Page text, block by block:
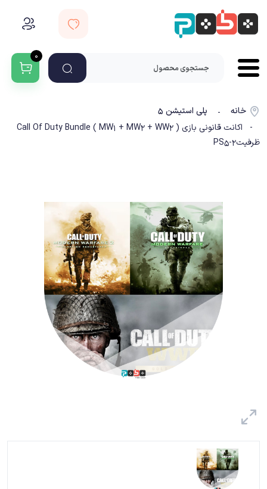
۰
خانه -
پلی استیشن ۵
- اکانت قانونی بازی Call Of Duty Bundle ( MW1 + MW2 + WW2 )
ظرفیت2-PS5